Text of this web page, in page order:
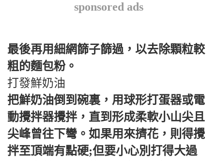
sponsored ads
最後再用細網篩子篩過，以去除顆粒較
粗的麵包粉。
打發鮮奶油
把鮮奶油倒到碗裏，用球形打蛋器或電
動攪拌器攪拌，直到形成柔軟小山尖且
尖峰曾往下彎。如果用來擠花，則得攪
拌至頂端有點硬;但要小心別打得大過